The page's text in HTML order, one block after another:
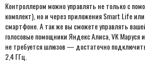
Контроллером можно управлять не только с
комплект), но и через приложения Smart Life
смартфоне. А так же вы сможете управлять
голосовые помощники Яндекс Алиса, VK
не требуется шлюзов — достаточно
2,4 ГГц.